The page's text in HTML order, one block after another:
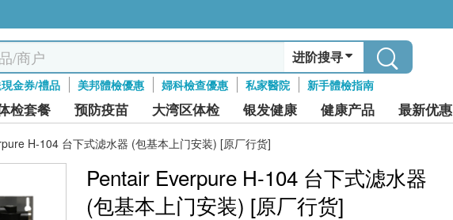
进阶搜寻
金券/禮品 美邦體檢優惠 婦科檢查優惠 私家醫院 新手體檢指南
检套餐 预防疫苗 大湾区体检 银发健康 健康产品 最新优惠
H-104 台下式滤水器 (包基本上门安装) [原厂行货]
Pentair Everpure H-104 台下式滤水器
(包基本上门安装) [原厂行货]